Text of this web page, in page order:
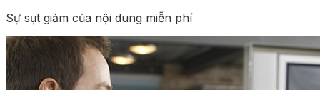
Sự sụt giảm của nội dung miễn phí